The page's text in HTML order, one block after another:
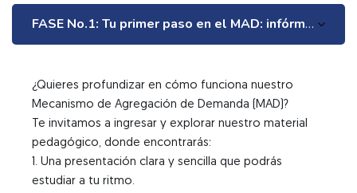
FASE No.1: Tu primer paso en el MAD: infórmate, regístrate y participa en SECOP II
¿Quieres profundizar en cómo funciona nuestro
Mecanismo de Agregación de Demanda (MAD)?
Te invitamos a ingresar y explorar nuestro material
pedagógico, donde encontrarás:
1. Una presentación clara y sencilla que podrás
estudiar a tu ritmo.